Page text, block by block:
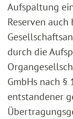
Aufspaltung
Reserven
durch die
GmbHs nach
entstandener